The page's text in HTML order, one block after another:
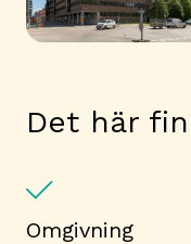
Det här
Omgivning